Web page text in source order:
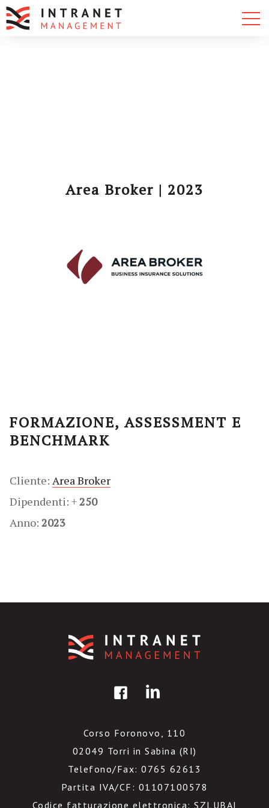
Area Broker | 2023
FORMAZIONE, ASSESSMENT E
BENCHMARK
Cliente: Area Broker
Dipendenti: +250
Anno: 2023
Corso Foronovo, 110
02049 Torri in Sabina (RI)
Telefono/Fax: 0765 62613
Partita IVA/CF: 01107100578
Codice fatturazione elettronica: SZLUBAI